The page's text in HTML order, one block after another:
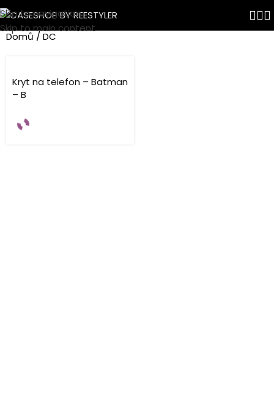
Skip to navigation
Skip to main content
DC
Domů DC
Kryt na telefon – Batman
– B